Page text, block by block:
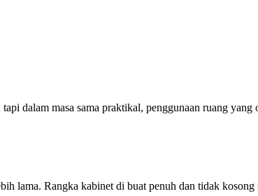
dalam masa sama praktikal, penggunaan ruang yang
lama. Rangka kabinet di buat penuh dan tidak